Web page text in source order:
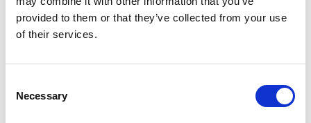
provided to them or that they’ve collected from your use
of their services.
Selection
Necessary